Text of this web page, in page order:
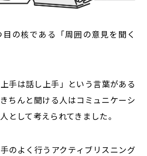
の核である「周囲の意見を聞く
手は話し上手」という言葉がある
ちんと聞ける人はコミュニケーシ
として考えられてきました。
のよく行うアクティブリスニング